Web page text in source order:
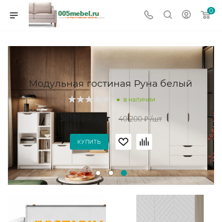
0
Модульная гостиная Руна белый
в наличии
/шт 40 200₽ /шт
КУПИТЬ